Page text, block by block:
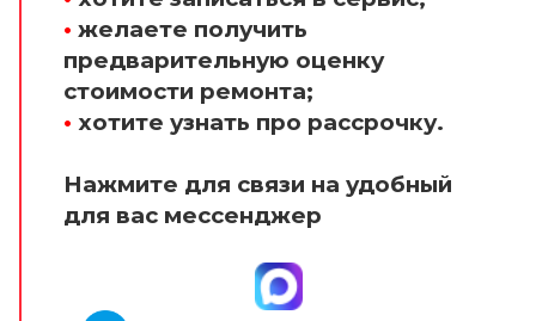
• желаете получить
предварительную оценку
стоимости ремонта;
• хотите узнать про рассрочку.
Нажмите для связи на удобный
для вас мессенджер